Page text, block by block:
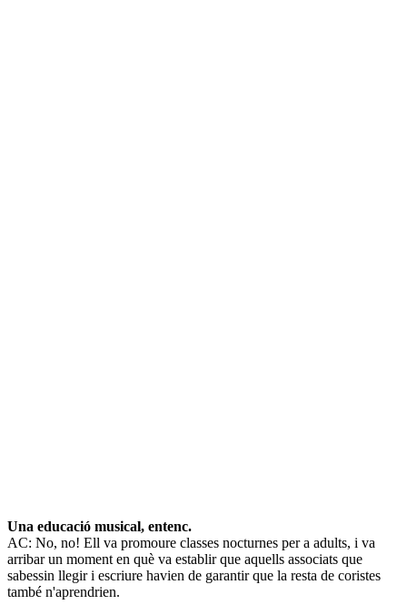
Una educació musical, entenc.
AC: No, no! Ell va promoure classes nocturnes per a adults, i va
arribar un moment en què va establir que aquells associats que
sabessin llegir i escriure havien de garantir que la resta de coristes
també n'aprendrien.